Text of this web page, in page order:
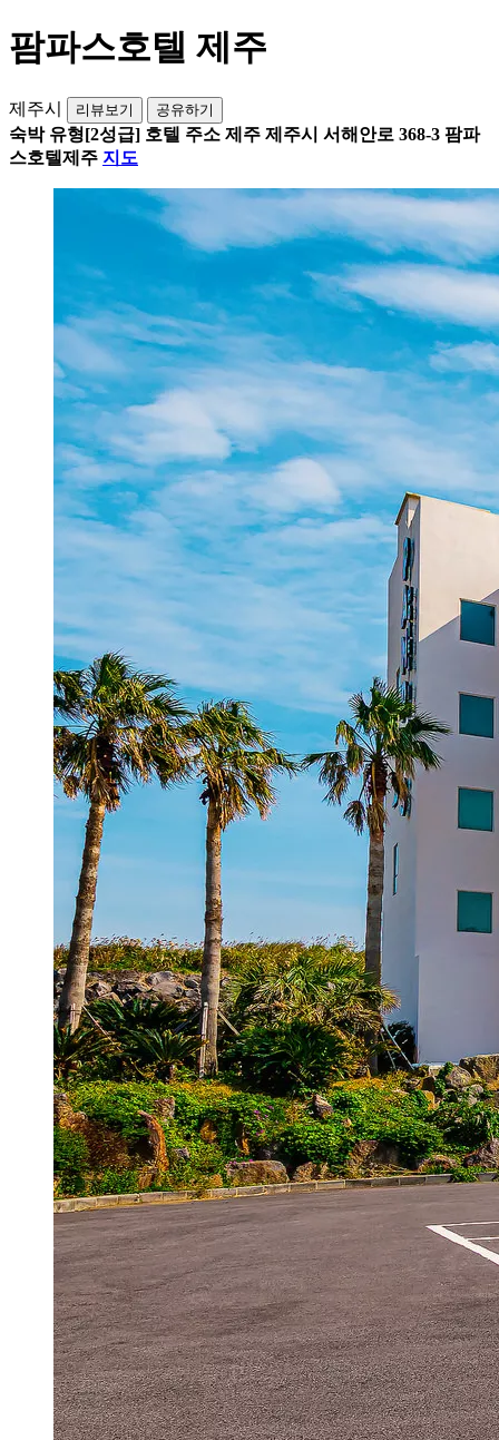
팜파스호텔 제주
제주시 리뷰보기 공유하기
숙박 유형[2성급] 호텔 주소 제주 제주시 서해안로 368-3 팜파
스호텔제주 지도